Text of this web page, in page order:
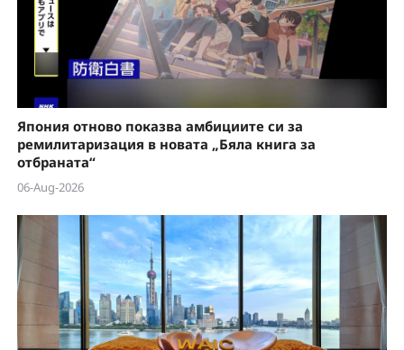
Япония отново показва амбициите си за
ремилитаризация в новата „Бяла книга за
отбраната“
06-Aug-2026